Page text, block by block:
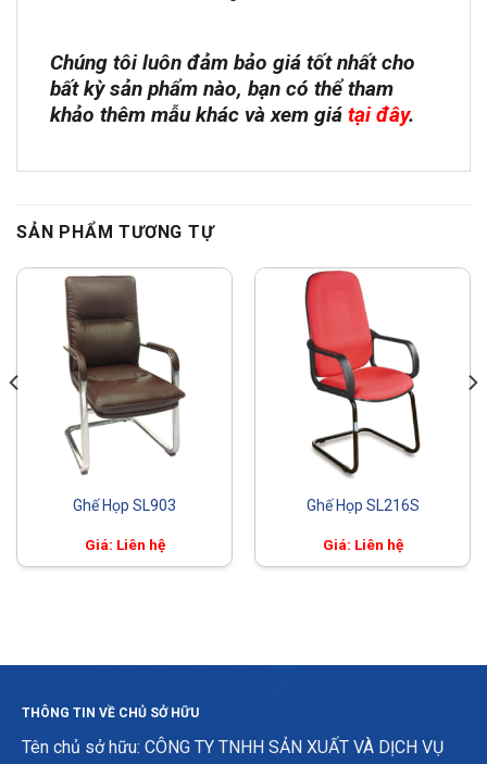
Chúng tôi luôn đảm bảo giá tốt nhất cho
bất kỳ sản phẩm nào, bạn có thể tham
khảo thêm mẫu khác và xem giá tại đây.
SẢN PHẨM TƯƠNG TỰ
Ghế Họp SL903
Giá: Liên hệ
Ghế Họp SL216S
Giá: Liên hệ
THÔNG TIN VỀ CHỦ SỞ HỮU
Tên chủ sở hữu: CÔNG TY TNHH SẢN XUẤT VÀ DỊCH VỤ